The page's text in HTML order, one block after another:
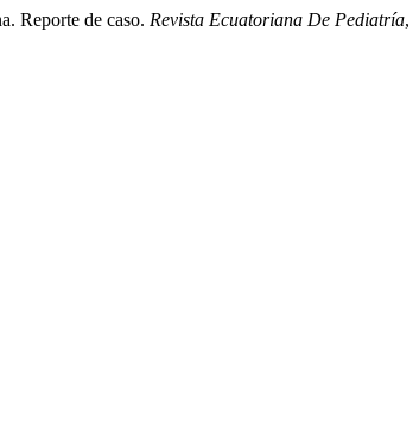
Reporte de caso. Revista Ecuatoriana De Pediatría,